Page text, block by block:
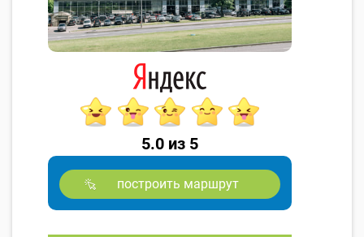
5.0 из 5
построить маршрут